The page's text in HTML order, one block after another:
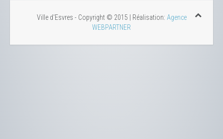
Ville d'Esvres - Copyright © 2015 | Réalisation: Agence
WEBPARTNER